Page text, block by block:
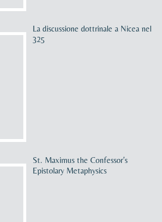
La discussione dottrinale a Nicea nel
325
St. Maximus the Confessor’s
Epistolary Metaphysics